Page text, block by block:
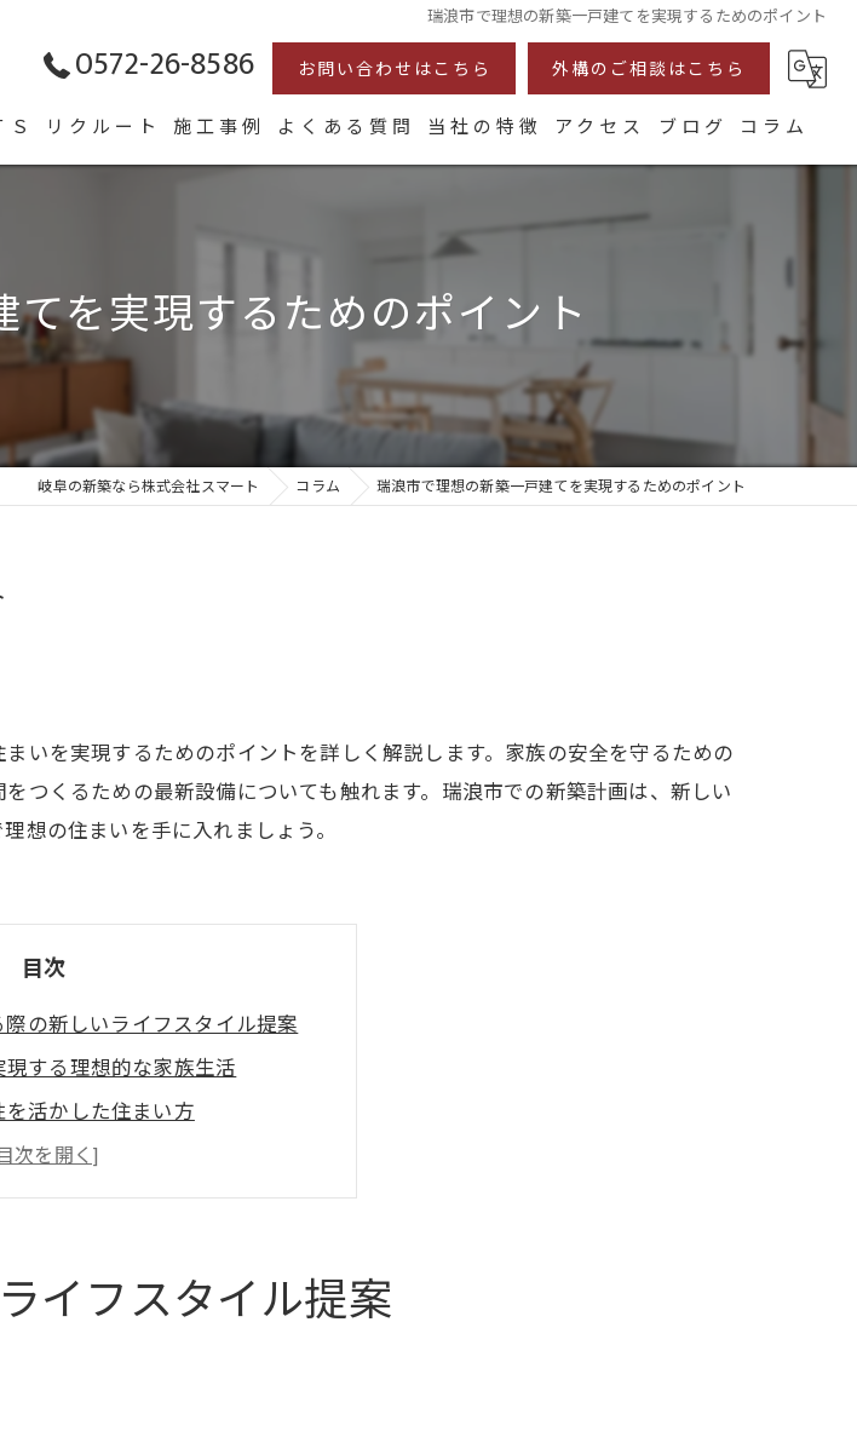
瑞浪市で理想の新築一戸建てを実現するためのポイント
0572-26-8586 お問い合わせはこちら 外構のご相談はこちら
HUCK」
リクルート 施工事例 よくある質問 当社の特徴
注文住宅
リフォーム
自然素材
アクセス ブログ コラム
を実現するためのポイント
岐阜の新築なら株式会社スマート コラム 瑞浪市で理想の新築一戸建てを実現するためのポイント
いを実現するためのポイントを詳しく解説します。家族の安全を守るための
つくるための最新設備についても触れます。瑞浪市での新築計画は、新しい
想の住まいを手に入れましょう。
目次
の新しいライフスタイル提案
する理想的な家族生活
活かした住まい方
ーライフと効率的な生活
住宅のデザイン
ミュニティ構築
イフスタイル提案